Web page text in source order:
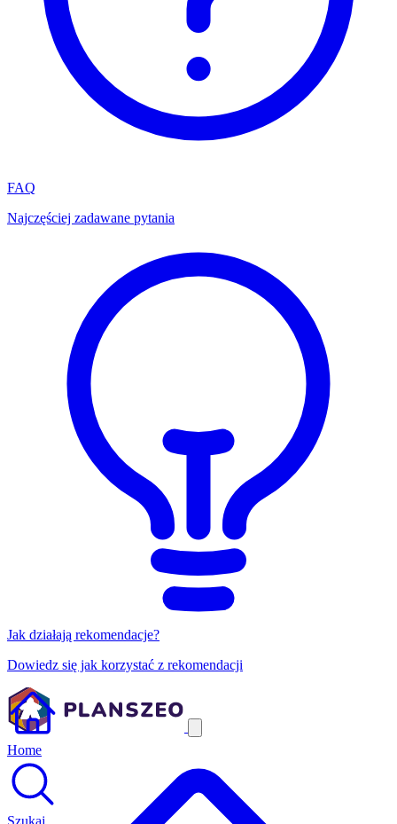
FAQ
Najczęściej zadawane pytania
Jak działają rekomendacje?
Dowiedz się jak korzystać z rekomendacji
Home
Szukaj